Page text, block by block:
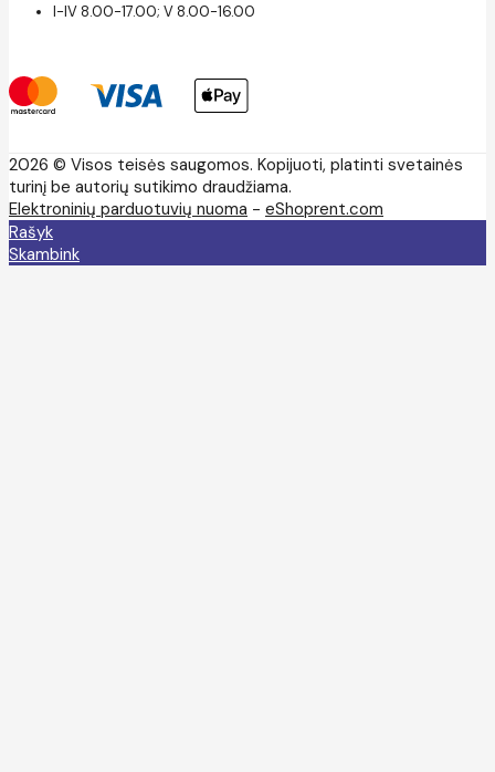
I-IV 8.00-17.00; V 8.00-16.00
2026 © Visos teisės saugomos. Kopijuoti, platinti svetainės
turinį be autorių sutikimo draudžiama.
Elektroninių parduotuvių nuoma - eShoprent.com
Rašyk
Skambink